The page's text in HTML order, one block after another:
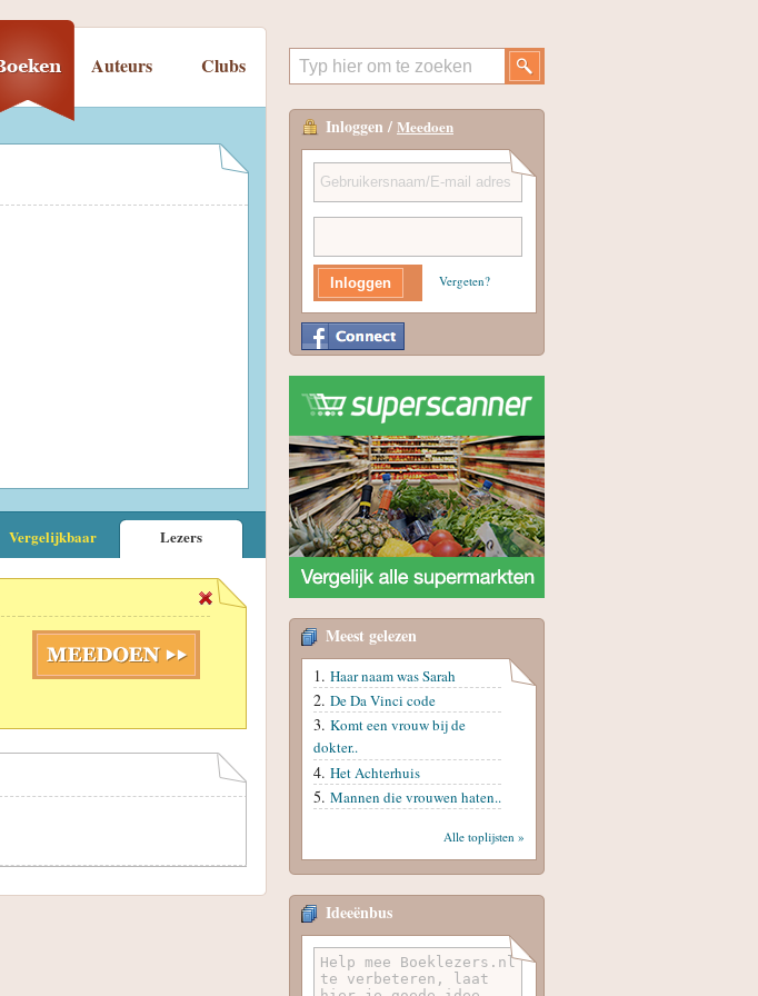
Auteurs Clubs
Vergelijkbaar Lezers
Inloggen / Meedoen
Vergeten?
Meest gelezen
Haar naam was Sarah
De Da Vinci code
Komt een vrouw bij de
dokter..
Het Achterhuis
Mannen die vrouwen haten..
Alle toplijsten »
Ideeënbus